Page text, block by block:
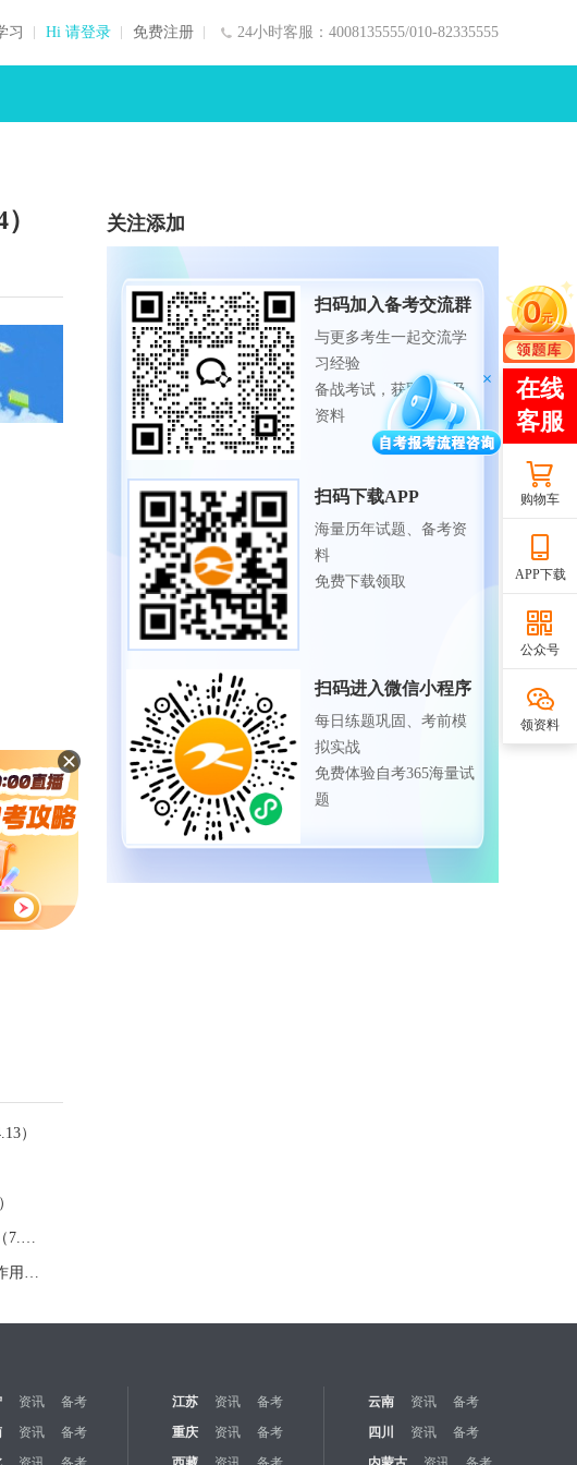
24小时客服：4008135555/010-82335555
习 Hi 请登录 免费注册
）
自考《马克思主义基本原理概论》真题练习：股份公司（7.8）
自考《思想道德修养与法律基础》真题练习：法的规范作用（7.8）
关注添加
扫码加入备考交流群
与更多考生一起交流学
习经验
备战考试，获取试题及
资料
扫码下载APP
海量历年试题、备考资
料
免费下载领取
扫码进入微信小程序
每日练题巩固、考前模
拟实战
免费体验自考365海量试
题
购物车
APP下载
公众号
领资料
资讯 备考 江苏 资讯 备考 云南 资讯
备考
资讯 备考 重庆 资讯 备考 四川 资讯
备考